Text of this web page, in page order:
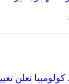
كولومبيا تعلن